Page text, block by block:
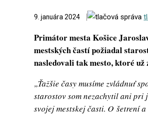
9. januára 2024
Primátor mesta Košice
mestských častí požiadal
nasledovali tak mesto, ktoré
„Ťažšie časy musíme zvládnuť
starostov som nezachytil ani pri
svojej mestskej časti. O šetrení